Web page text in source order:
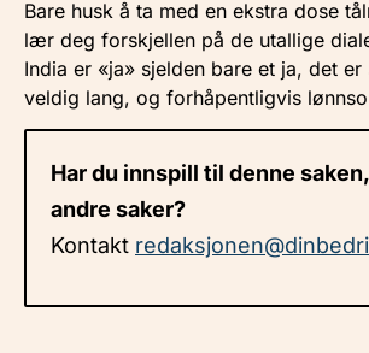
Bare husk å ta med en ekstra dose
lær deg forskjellen på de utallige
India er «ja» sjelden bare et ja, det er
veldig lang, og forhåpentligvis
Har du innspill til denne
andre saker?
Kontakt